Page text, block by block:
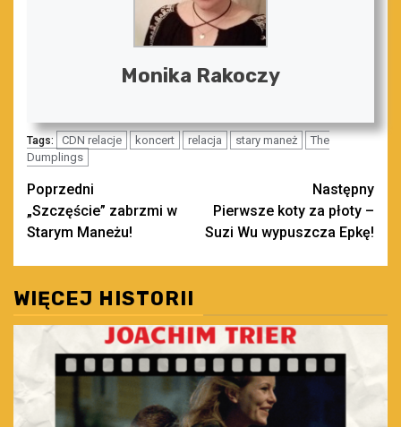
Monika Rakoczy
Tags: CDN relacje koncert relacja stary maneż
The
Dumplings
Zobacz
wpisy
Poprzedni
„Szczęście” zabrzmi w
Starym Maneżu!
Następny
Pierwsze koty za płoty –
Suzi Wu wypuszcza Epkę!
WIĘCEJ HISTORII